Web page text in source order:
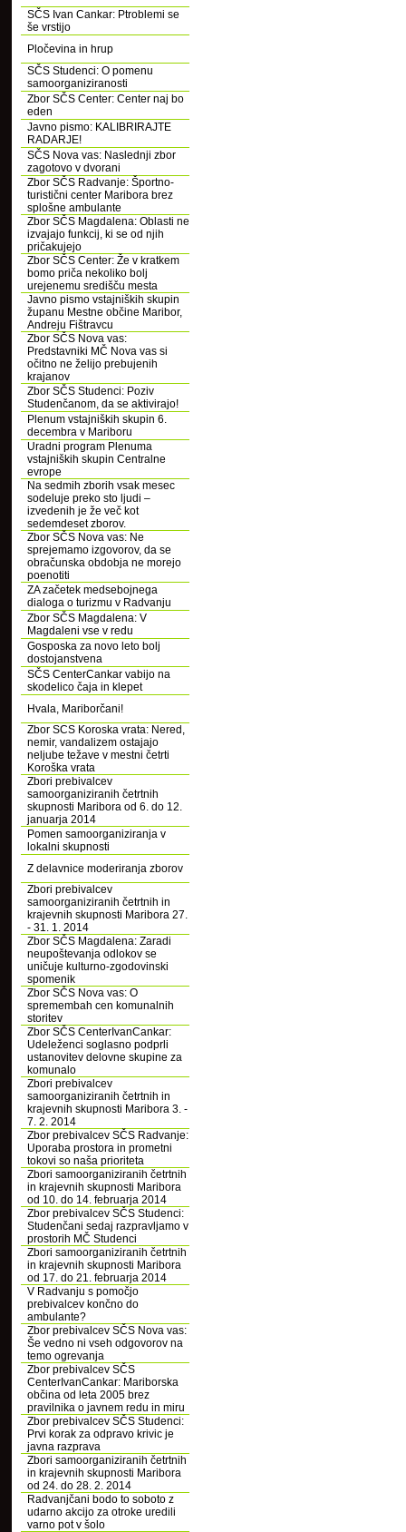
SČS Ivan Cankar: Ptroblemi se
še vrstijo
Pločevina in hrup
SČS Studenci: O pomenu
samoorganiziranosti
Zbor SČS Center: Center naj bo
eden
Javno pismo: KALIBRIRAJTE
RADARJE!
SČS Nova vas: Naslednji zbor
zagotovo v dvorani
Zbor SČS Radvanje: Športno-
turistični center Maribora brez
splošne ambulante
Zbor SČS Magdalena: Oblasti ne
izvajajo funkcij, ki se od njih
pričakujejo
Zbor SČS Center: Že v kratkem
bomo priča nekoliko bolj
urejenemu središču mesta
Javno pismo vstajniških skupin
županu Mestne občine Maribor,
Andreju Fištravcu
Zbor SČS Nova vas:
Predstavniki MČ Nova vas si
očitno ne želijo prebujenih
krajanov
Zbor SČS Studenci: Poziv
Studenčanom, da se aktivirajo!
Plenum vstajniških skupin 6.
decembra v Mariboru
Uradni program Plenuma
vstajniških skupin Centralne
evrope
Na sedmih zborih vsak mesec
sodeluje preko sto ljudi –
izvedenih je že več kot
sedemdeset zborov.
Zbor SČS Nova vas: Ne
sprejemamo izgovorov, da se
obračunska obdobja ne morejo
poenotiti
ZA začetek medsebojnega
dialoga o turizmu v Radvanju
Zbor SČS Magdalena: V
Magdaleni vse v redu
Gosposka za novo leto bolj
dostojanstvena
SČS CenterCankar vabijo na
skodelico čaja in klepet
Hvala, Mariborčani!
Zbor SCS Koroska vrata: Nered,
nemir, vandalizem ostajajo
neljube težave v mestni četrti
Koroška vrata
Zbori prebivalcev
samoorganiziranih četrtnih
skupnosti Maribora od 6. do 12.
januarja 2014
Pomen samoorganiziranja v
lokalni skupnosti
Z delavnice moderiranja zborov
Zbori prebivalcev
samoorganiziranih četrtnih in
krajevnih skupnosti Maribora 27.
- 31. 1. 2014
Zbor SČS Magdalena: Zaradi
neupoštevanja odlokov se
uničuje kulturno-zgodovinski
spomenik
Zbor SČS Nova vas: O
spremembah cen komunalnih
storitev
Zbor SČS CenterIvanCankar:
Udeleženci soglasno podprli
ustanovitev delovne skupine za
komunalo
Zbori prebivalcev
samoorganiziranih četrtnih in
krajevnih skupnosti Maribora 3. -
7. 2. 2014
Zbor prebivalcev SČS Radvanje:
Uporaba prostora in prometni
tokovi so naša prioriteta
Zbori samoorganiziranih četrtnih
in krajevnih skupnosti Maribora
od 10. do 14. februarja 2014
Zbor prebivalcev SČS Studenci:
Studenčani sedaj razpravljamo v
prostorih MČ Studenci
Zbori samoorganiziranih četrtnih
in krajevnih skupnosti Maribora
od 17. do 21. februarja 2014
V Radvanju s pomočjo
prebivalcev končno do
ambulante?
Zbor prebivalcev SČS Nova vas:
Še vedno ni vseh odgovorov na
temo ogrevanja
Zbor prebivalcev SČS
CenterIvanCankar: Mariborska
občina od leta 2005 brez
pravilnika o javnem redu in miru
Zbor prebivalcev SČS Studenci:
Prvi korak za odpravo krivic je
javna razprava
Zbori samoorganiziranih četrtnih
in krajevnih skupnosti Maribora
od 24. do 28. 2. 2014
Radvanjčani bodo to soboto z
udarno akcijo za otroke uredili
varno pot v šolo